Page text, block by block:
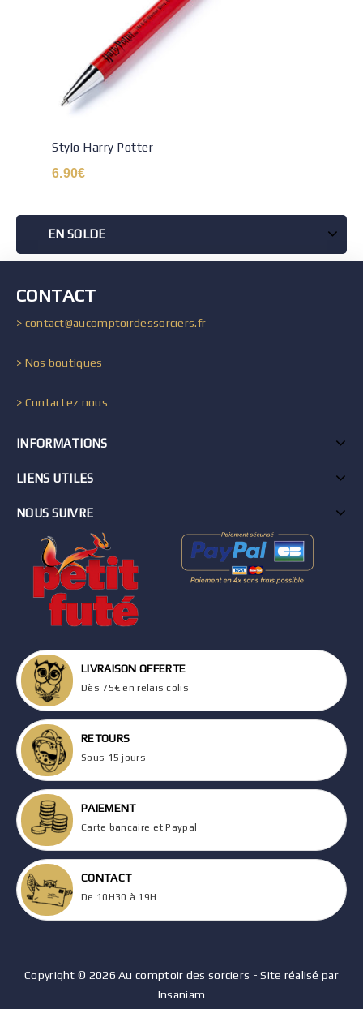
Stylo Harry Potter
6.90€
EN SOLDE
CONTACT
> contact@aucomptoirdessorciers.fr
> Nos boutiques
> Contactez nous
INFORMATIONS
LIENS UTILES
NOUS SUIVRE
LIVRAISON OFFERTE
Dès 75€ en relais colis
RETOURS
Sous 15 jours
PAIEMENT
Carte bancaire et Paypal
CONTACT
De 10H30 à 19H
Copyright © 2026 Au comptoir des sorciers - Site réalisé par
Insaniam